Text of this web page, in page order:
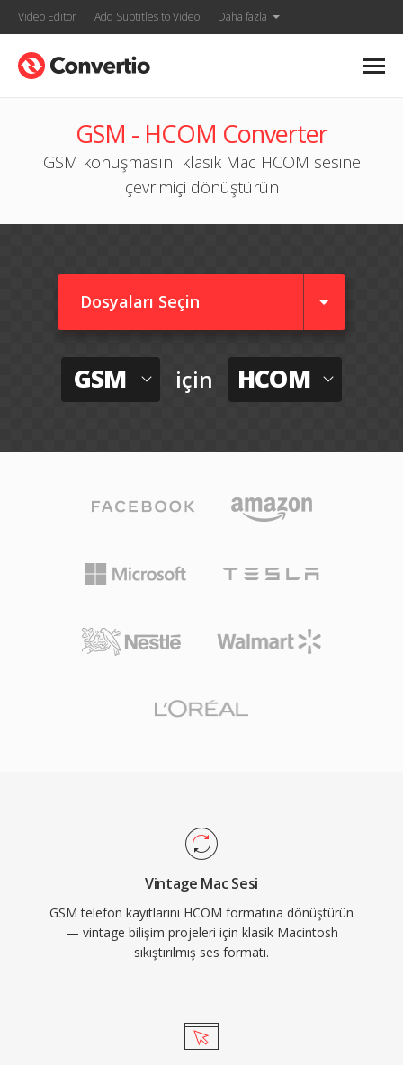
Video Editor Add Subtitles to Video Daha fazla
GSM - HCOM Converter
GSM konuşmasını klasik Mac HCOM sesine
çevrimiçi dönüştürün
Dosyaları Seçin
GSM için HCOM
Vintage Mac Sesi
GSM telefon kayıtlarını HCOM formatına dönüştürün
— vintage bilişim projeleri için klasik Macintosh
sıkıştırılmış ses formatı.